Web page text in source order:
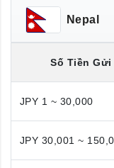
Nepal
Số Tiền Gửi
JPY 1 ~ 30,000
JPY 30,001 ~